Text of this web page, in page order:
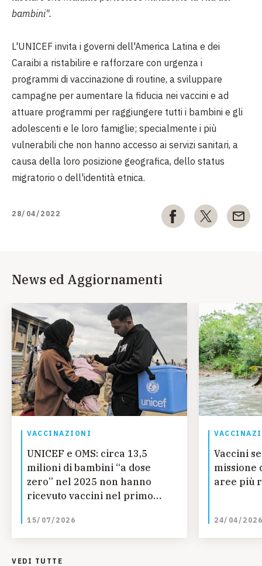
bambini".
L'UNICEF invita i governi dell'America Latina e dei
Caraibi a ristabilire e rafforzare con urgenza i
programmi di vaccinazione di routine, a sviluppare
campagne per aumentare la fiducia nei vaccini e ad
attuare programmi per raggiungere tutti i bambini e gli
adolescenti e le loro famiglie; specialmente i più
vulnerabili che non hanno accesso ai servizi sanitari, a
causa della loro posizione geografica, dello status
migratorio o dell'identità etnica.
28/04/2022
News ed Aggiornamenti
VACCINAZIONI
UNICEF e OMS: circa 13,5
milioni di bambini “a dose
zero” nel 2025 non hanno
ricevuto vaccini nel primo
meno rispetto al 2025
15/07/2026
Vaccini
missione
aree più
24/04/2026
VEDI TUTTE